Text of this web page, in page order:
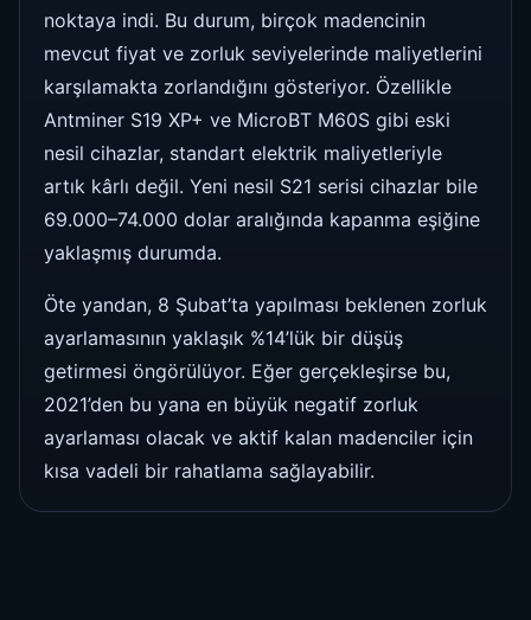
noktaya indi. Bu durum, birçok madencinin
mevcut fiyat ve zorluk seviyelerinde maliyetlerini
karşılamakta zorlandığını gösteriyor. Özellikle
Antminer S19 XP+ ve MicroBT M60S gibi eski
nesil cihazlar, standart elektrik maliyetleriyle
artık kârlı değil. Yeni nesil S21 serisi cihazlar bile
69.000–74.000 dolar aralığında kapanma eşiğine
yaklaşmış durumda.
Öte yandan, 8 Şubat’ta yapılması beklenen zorluk
ayarlamasının yaklaşık %14’lük bir düşüş
getirmesi öngörülüyor. Eğer gerçekleşirse bu,
2021’den bu yana en büyük negatif zorluk
ayarlaması olacak ve aktif kalan madenciler için
kısa vadeli bir rahatlama sağlayabilir.